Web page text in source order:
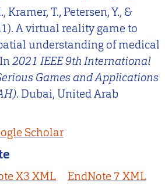
Kramer, T., Petersen, Y., &
A virtual reality game to
understanding of medical
2021 IEEE 9th International
Games and Applications
. Dubai, United Arab
Scholar
X3 XML
EndNote 7 XML